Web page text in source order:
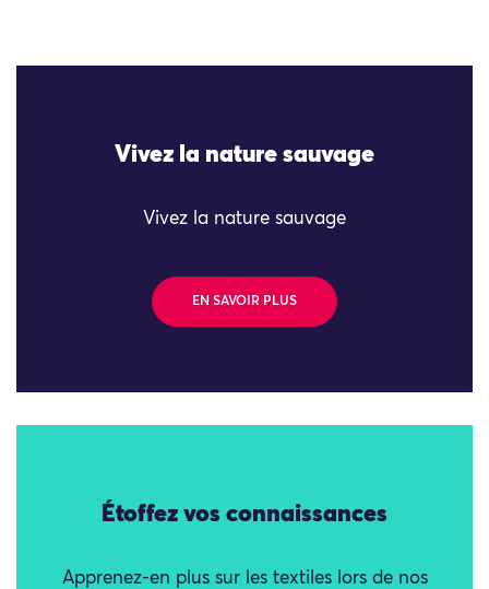
Vivez la nature sauvage
Vivez la nature sauvage
EN SAVOIR PLUS
Étoffez vos connaissances
Apprenez-en plus sur les textiles lors de nos